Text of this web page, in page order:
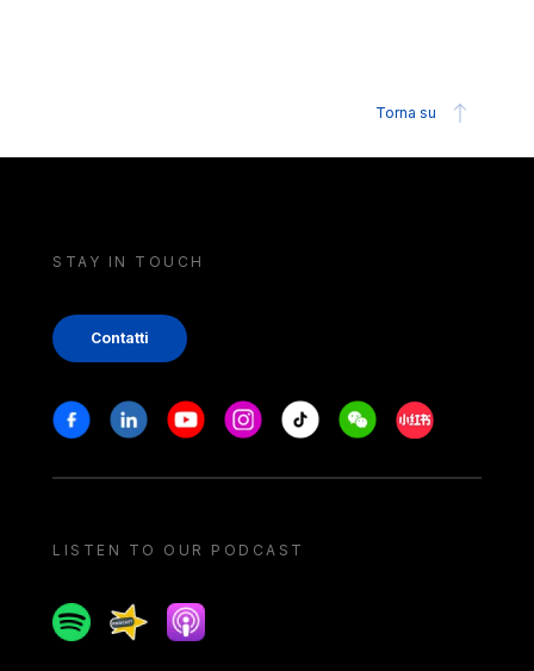
Torna su
STAY IN TOUCH
Contatti
Stay in touch
FacebookLinkedinYoutubeInstagram
Tiktok WeechatXiaohongshu/
LISTEN TO OUR PODCAST
SpotifySpreakerApple podcast